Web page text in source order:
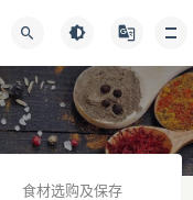
食材选购及保存